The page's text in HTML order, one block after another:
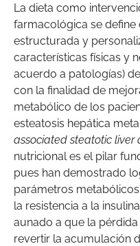
La dieta como
farmacológica se
estructurada y
características físicas y
acuerdo a patologías)
con la finalidad de
metabólico de los
esteatosis hepática
associated steatotic liver
nutricional es el pilar
pues han demostrado
parámetros
la resistencia a la
aunado a que la
revertir la acumulación